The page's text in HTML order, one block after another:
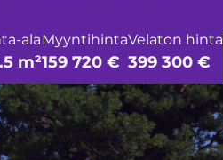
ala
m²
Myyntihinta
159 720 €
Velaton hinta
399 300 €